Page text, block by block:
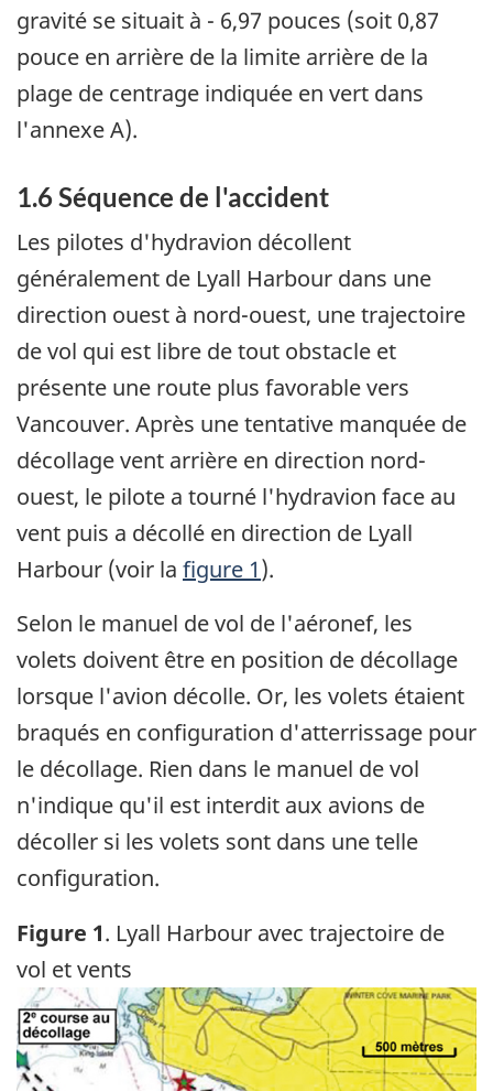
gravité se situait à - 6,97 pouces (soit 0,87
pouce en arrière de la limite arrière de la
plage de centrage indiquée en vert dans
l'annexe A).
1.6 Séquence de l'accident
Les pilotes d'hydravion décollent
généralement de Lyall Harbour dans une
direction ouest à nord-ouest, une trajectoire
de vol qui est libre de tout obstacle et
présente une route plus favorable vers
Vancouver. Après une tentative manquée de
décollage vent arrière en direction nord-
ouest, le pilote a tourné l'hydravion face au
vent puis a décollé en direction de Lyall
Harbour (voir la figure 1).
Selon le manuel de vol de l'aéronef, les
volets doivent être en position de décollage
lorsque l'avion décolle. Or, les volets étaient
braqués en configuration d'atterrissage pour
le décollage. Rien dans le manuel de vol
n'indique qu'il est interdit aux avions de
décoller si les volets sont dans une telle
configuration.
Figure 1. Lyall Harbour avec trajectoire de
vol et vents
Image